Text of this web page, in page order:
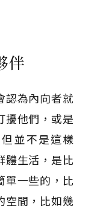
伴
認為內向者就
擾他們，或是
並不是這樣
體生活，是比
單一些的，比
空間，比如幾